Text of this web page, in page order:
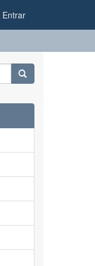
Entrar